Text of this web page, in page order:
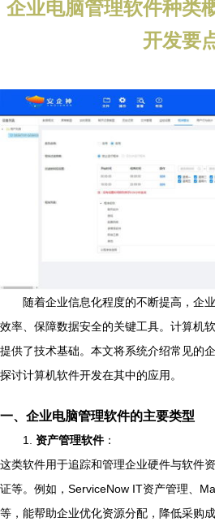
企业电脑管理软件种类
开发要
随着企业信息化程度的不断提高，企
效率、保障数据安全的关键工具。计算机
提供了技术基础。本文将系统介绍常见的
探讨计算机软件开发在其中的应用。
一、企业电脑管理软件的主要类型
1. 资产管理软件：
这类软件用于追踪和管理企业硬件与软件
证等。例如，ServiceNow IT资产管理、
等，能帮助企业优化资源分配，降低采购成